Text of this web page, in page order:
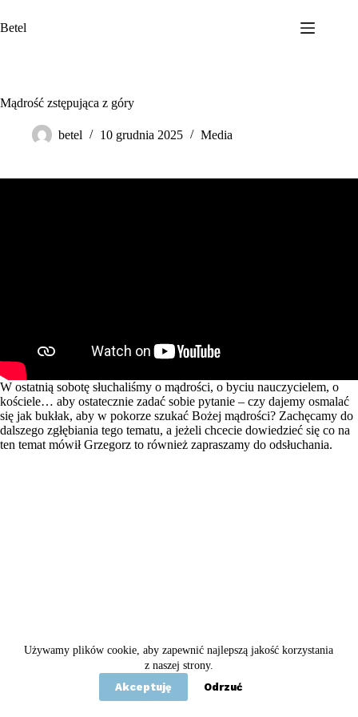
do
treści
Używamy plików cookie, aby zapewnić najlepszą jakość korzystania
z naszej strony.
Akceptuję
Odrzuć
Betel
Mądrość zstępująca z góry
betel 10 grudnia 2025 Media
W ostatnią sobotę słuchaliśmy o mądrości, o byciu nauczycielem, o
kościele… aby ostatecznie zadać sobie pytanie – czy dajemy osmalać
się jak bukłak, aby w pokorze szukać Bożej mądrości? Zachęcamy do
dalszego zgłębiania tego tematu, a jeżeli chcecie dowiedzieć się co na
ten temat mówił Grzegorz to również zapraszamy do odsłuchania.
Copyright © 2020 - 2026 Betel